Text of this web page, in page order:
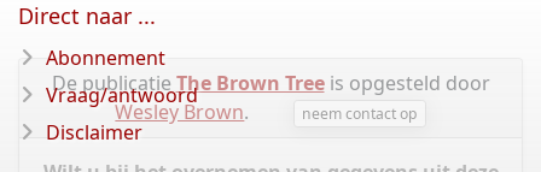
De publicatie The Brown Treeis opgesteld door
Wesley Brown. neem contact op
Direct naar ...
Abonnement
Vraag/antwoord
Disclaimer